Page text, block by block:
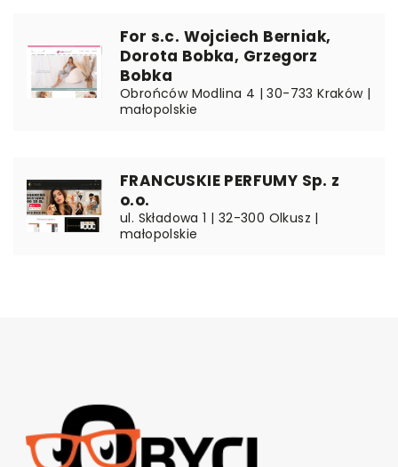
For s.c. Wojciech Berniak,
Dorota Bobka, Grzegorz
Bobka
Obrońców Modlina 4 | 30-733 Kraków |
małopolskie
FRANCUSKIE PERFUMY Sp. z
o.o.
ul. Składowa 1 | 32-300 Olkusz |
małopolskie